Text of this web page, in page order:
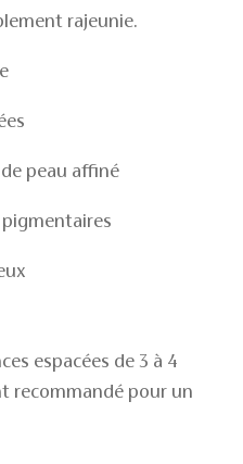
rajeunie.
peau affiné
espacées de 3 à 4
recommandé pour un